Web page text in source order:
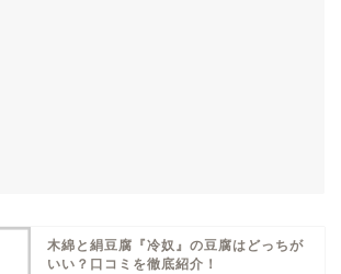
木綿と絹豆腐『冷奴』の豆腐はどっちが
いい？口コミを徹底紹介！